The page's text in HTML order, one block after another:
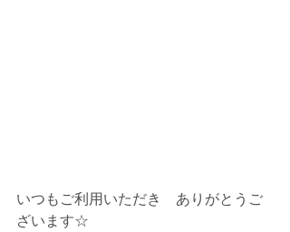
いつもご利用いただき　ありがとうご
ざいます☆